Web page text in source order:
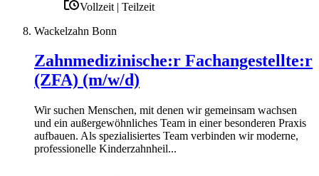
Vollzeit | Teilzeit
Wackelzahn Bonn
Zahnmedizinische:r Fachangestellte:r
(ZFA) (m/w/d)
Wir suchen Menschen, mit denen wir gemeinsam wachsen
und ein außergewöhnliches Team in einer besonderen Praxis
aufbauen. Als spezialisiertes Team verbinden wir moderne,
professionelle Kinderzahnheil...